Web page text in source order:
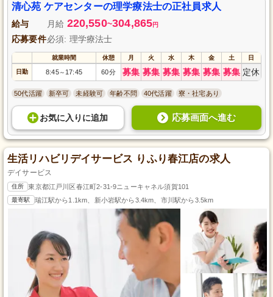
清心苑 ケアセンターの理学療法士の正社員求人
給与 月給 220,550~304,865円
応募要件必須: 理学療法士
就業時間 休憩 月 火 水 木 金 土 日
日勤 8:45～ 17:45 60分 募集 募集 募集 募集 募集 募集 定休
50代活躍 新卒可 未経験可 年齢不問 40代活躍 寮・社宅あり
お気に入り に追加 応募画面へ進む
生活リハビリデイサービス りふり春江店の求人
デイサービス
住所 東京都江戸川区春江町2-31-9ニューキャネル須賀101
最寄駅 瑞江駅から1.1km、新小岩駅から3.4km、市川駅から3.5km